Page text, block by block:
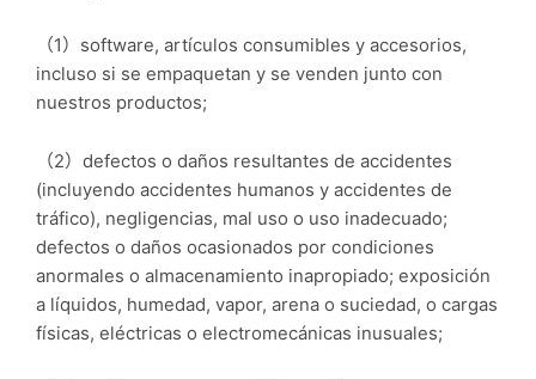
（1）software, artículos consumibles y accesorios,
incluso si se empaquetan y se venden junto con
nuestros productos;
（2）defectos o daños resultantes de accidentes
(incluyendo accidentes humanos y accidentes de
tráfico), negligencias, mal uso o uso inadecuado;
defectos o daños ocasionados por condiciones
anormales o almacenamiento inapropiado; exposición
a líquidos, humedad, vapor, arena o suciedad, o cargas
físicas, eléctricas o electromecánicas inusuales;